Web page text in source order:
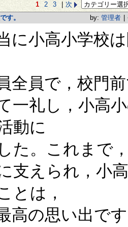
1
2 3
次
す。 by: 管理者
に小高小学校
全員で，校門
一礼し，小高
動に
た。これまで
支えられ，小
とは，
高の思い出で